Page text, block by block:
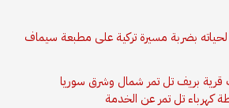
بضربة مسيرة تركية على مطبعة سيماف
كهرباء تل تمر عن الخدمة